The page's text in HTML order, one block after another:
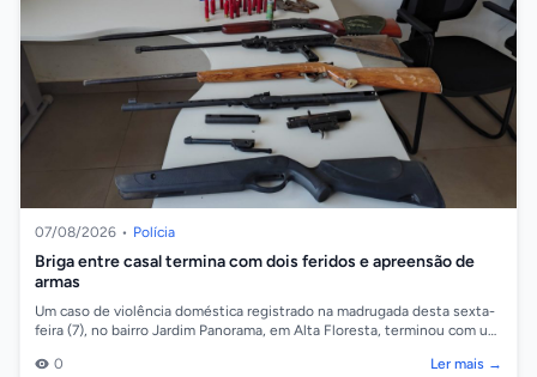
07/08/2026 • Polícia
Briga entre casal termina com dois feridos e apreensão de
armas
Um caso de violência doméstica registrado na madrugada desta sexta-
feira (7), no bairro Jardim Panorama, em Alta Floresta, terminou com um
0
Ler mais →